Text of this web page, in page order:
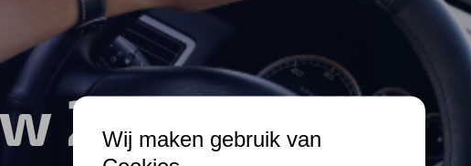
2Wij maken gebruik van